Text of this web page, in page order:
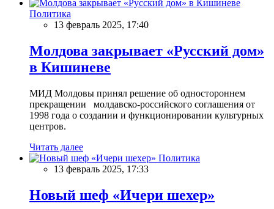
Политика
13 февраль 2025, 17:40
Молдова закрывает «Русский дом»
в Кишиневе
МИД Молдовы принял решение об одностороннем
прекращении молдавско-российского соглашения от
1998 года о создании и функционировании культурных
центров.
Читать далее
Политика
13 февраль 2025, 17:33
Новый шеф «Ичери шехер»